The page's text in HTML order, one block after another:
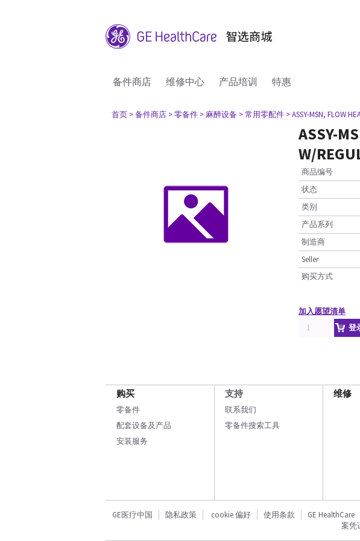
备件商店 维修中心 产品培训 特惠
首页 > 备件商店 > 零备件 > 麻醉设备 > 常用零配件 > ASSY-MSN, FLOW
ASSY-
W/
商品编号
状态
类别
产品系列
制造商
Seller
购买方式
加入愿望清单
登
购买
零备件
配套设备及产品
安装服务
支持
联系我们
零备件搜索工具
维修
GE医疗中国 隐私政策 cookie 偏好 使用条款 GE HealthCare
案凭